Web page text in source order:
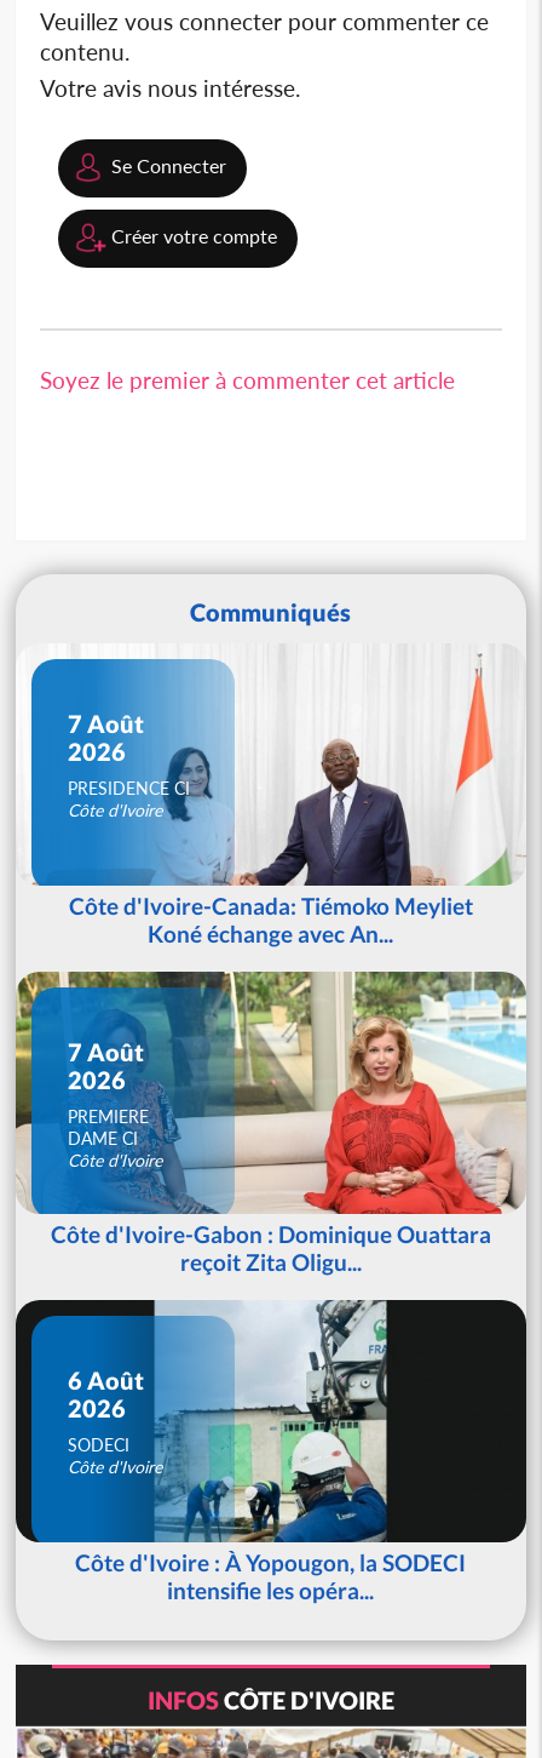
Veuillez vous connecter pour commenter ce
contenu.
Votre avis nous intéresse.
Se Connecter
Créer votre compte
Soyez le premier à commenter cet article
Communiqués
7 Août
2026
PRESIDENCE CI
Côte d'Ivoire
Côte d'Ivoire-Canada: Tiémoko Meyliet
Koné échange avec An...
7 Août
2026
PREMIERE
DAME CI
Côte d'Ivoire
Côte d'Ivoire-Gabon : Dominique Ouattara
reçoit Zita Oligu...
6 Août
2026
SODECI
Côte d'Ivoire
Côte d'Ivoire : À Yopougon, la SODECI
intensifie les opéra...
INFOSCÔTE D'IVOIRE